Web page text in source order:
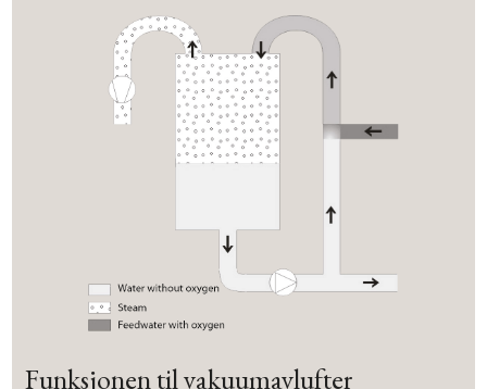
Funksjonen til vakuumavlufter